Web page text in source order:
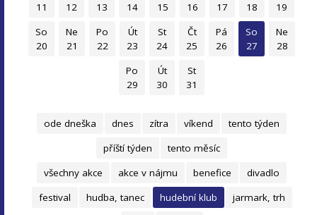
11
12
13
14
15
16
17
18
19
So
20
Ne
21
Po
22
Út
23
St
24
Čt
25
Pá
26
So
27
Ne
28
Po
29
Út
30
St
31
ode dneška dnes zítra víkend
tento týden
příští týden
tento měsíc
všechny akce
akce v nájmu benefice
divadlo
festival
hudba, tanec hudební klub
jarmark, trh